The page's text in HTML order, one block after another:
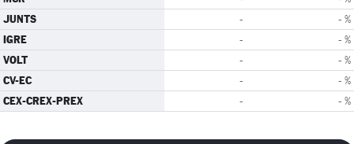
JUNTS - - %
IGRE - - %
VOLT - - %
CV-EC - - %
CEX-CREX-PREX - - %